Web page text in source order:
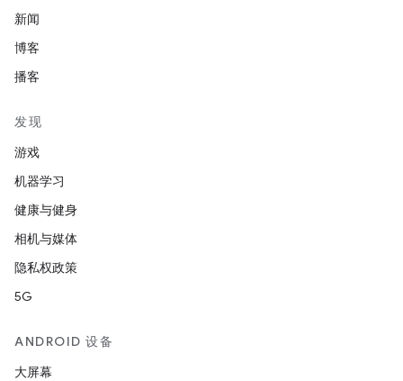
新闻
博客
播客
发现
游戏
机器学习
健康与健身
相机与媒体
隐私权政策
5G
ANDROID 设备
大屏幕